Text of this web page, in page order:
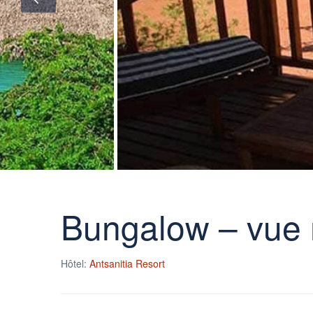
Bungalow – vue
Hôtel: Antsanitia Resort